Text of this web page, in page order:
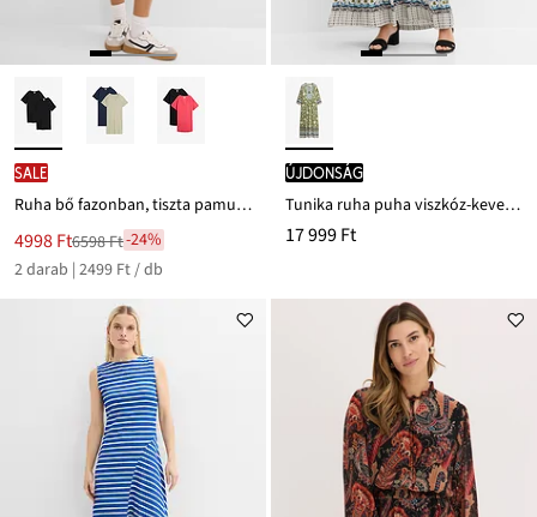
SALE
Ruha bő fazonban, tiszta pamutból (2 db-os csomag)
Új
ár
4998 Ft
Leárazva
6598 Ft
6598 Ft-24%
2 darab | 2499 Ft / db
újdonság
Tunika ruha puha viszkóz-keverékből
17 999 Ft